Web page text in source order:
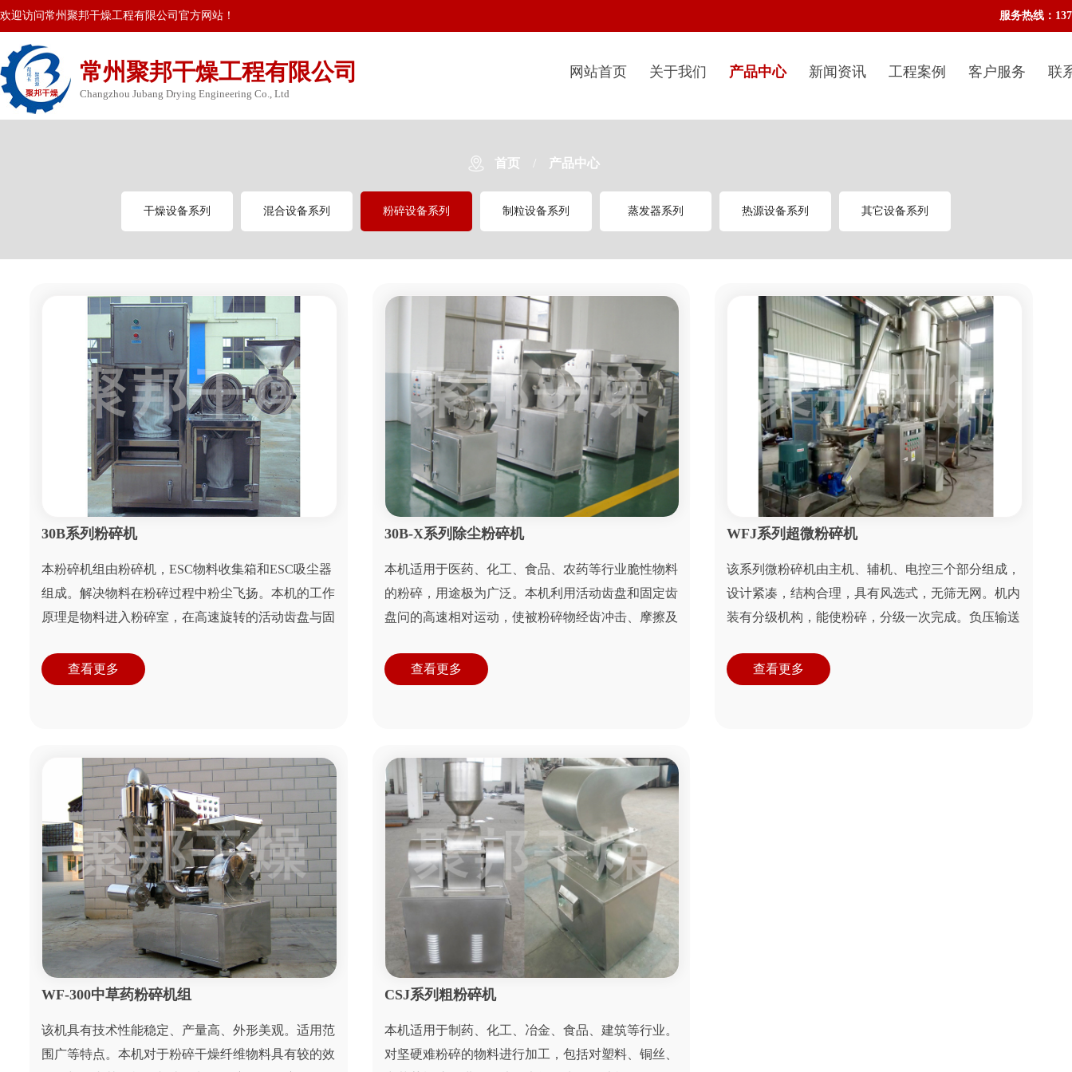
欢迎访问常州聚邦干燥工程有限公司官方网站！ 服务热线：
常州聚邦干燥工程有限公司
Changzhou Jubang Drying Engineering Co., Ltd
网站首页 关于我们 产品中心 新闻资讯 工程案例 客户服务 联
首页 / 产品中心
干燥设备系列 混合设备系列 粉碎设备系列 制粒设备系列 蒸发器系列 热源设备系列 其它设备系列
30B系列粉碎机
本粉碎机组由粉碎机，ESC物料收集箱和ESC吸尘器
组成。解决物料在粉碎过程中粉尘飞扬。本机的工作
原理是物料进入粉碎室，在高速旋转的活动齿盘与固
查看更多
30B-X系列除尘粉碎机
本机适用于医药、化工、食品、农药等行业脆性物料
的粉碎，用途极为广泛。本机利用活动齿盘和固定齿
盘问的高速相对运动，使被粉碎物经齿冲击、摩擦及
查看更多
WFJ系列超微粉碎机
该系列微粉碎机由主机、辅机、电控三个部分组成，
设计紧凑，结构合理，具有风选式，无筛无网。机内
装有分级机构，能使粉碎，分级一次完成。负压输送
查看更多
WF-300中草药粉碎机组
该机具有技术性能稳定、产量高、外形美观。适用范
围广等特点。本机对于粉碎干燥纤维物料具有较的效
CSJ系列粗粉碎机
本机适用于制药、化工、冶金、食品、建筑等行业。
对坚硬难粉碎的物料进行加工，包括对塑料、铜丝、